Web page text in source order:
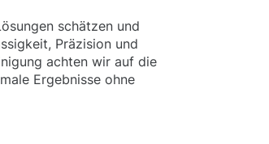
schätzen und
Präzision und
achten wir auf die
Ergebnisse ohne